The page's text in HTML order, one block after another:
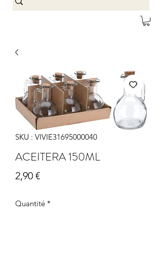
SKU : VIVIE31695000040
ACEITERA 150ML
2,90 €Prix
Quantité *